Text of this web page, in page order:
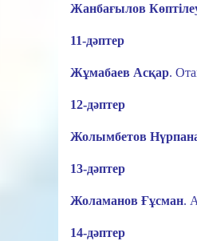
Жанбағылов
11-дәптер
Жұмабаев Асқар.
12-дәптер
Жолымбетов
13-дәптер
Жоламанов Ғұсман.
14-дәптер